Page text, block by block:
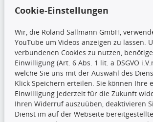
CARAT Gruppe
Cookie-Einstellungen
Wir, die Roland Sallmann GmbH,
YouTube um Videos anzeigen zu lassen.
verbundenen Cookies zu nutzen,
Einwilligung (Art. 6 Abs. 1 lit. a DSGVO
welche Sie uns mit der Auswahl des
Klick Speichern erteilen. Sie können Ihre
Einwilligung jederzeit für die Zukunft
Ihren Widerruf auszuüben, deaktivieren
Dienst im auf der Webseite